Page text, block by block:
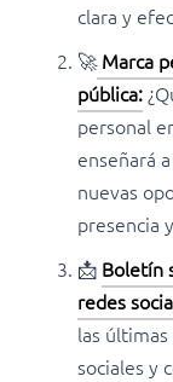
clara y
🚀 Marca
pública:
personal
enseñará
nuevas
presencia
📩 Boletín
redes
las
sociales y